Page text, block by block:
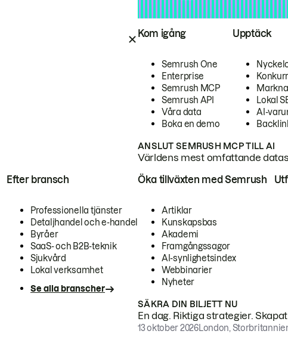
Kom igång
Semrush One
Enterprise
Semrush MCP
Semrush API
Våra data
Boka en demo
Upptäck
Lokal
AI-
ANSLUT SEMRUSH MCP TILL AI
Världens mest omfattande
Efter bransch
Professionella tjänster
Detaljhandel och e-handel
Byråer
SaaS- och B2B-teknik
Sjukvård
Lokal verksamhet
Se alla branscher
Öka tillväxten med Semrush
Artiklar
Kunskapsbas
Akademi
Framgångssagor
AI-synlighetsindex
Webbinarier
Nyheter
SÄKRA DIN BILJETT NU
En dag. Riktiga strategier.
13 oktober 2026London,